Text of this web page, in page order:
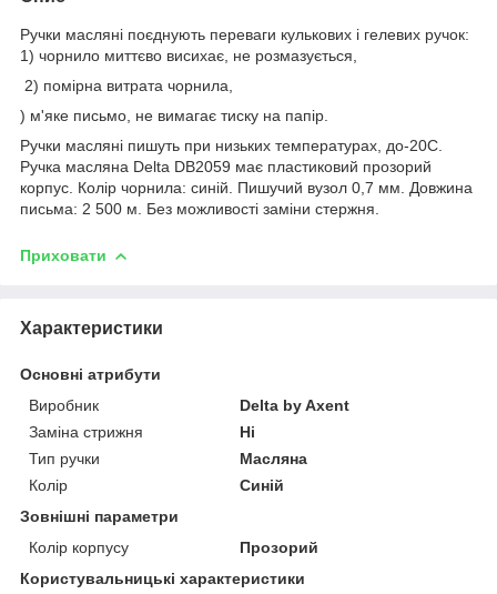
Ручки масляні поєднують переваги кулькових і гелевих ручок:
1) чорнило миттєво висихає, не розмазується,
2) помірна витрата чорнила,
) м'яке письмо, не вимагає тиску на папір.
Ручки масляні пишуть при низьких температурах, до-20С.
Ручка масляна Delta DB2059 має пластиковий прозорий
корпус. Колір чорнила: синій. Пишучий вузол 0,7 мм. Довжина
письма: 2 500 м. Без можливості заміни стержня.
Приховати
Характеристики
Основні атрибути
Виробник
Delta by Axent
Заміна стрижня
Ні
Тип ручки
Масляна
Колір
Синій
Зовнішні параметри
Колір корпусу
Прозорий
Користувальницькі характеристики